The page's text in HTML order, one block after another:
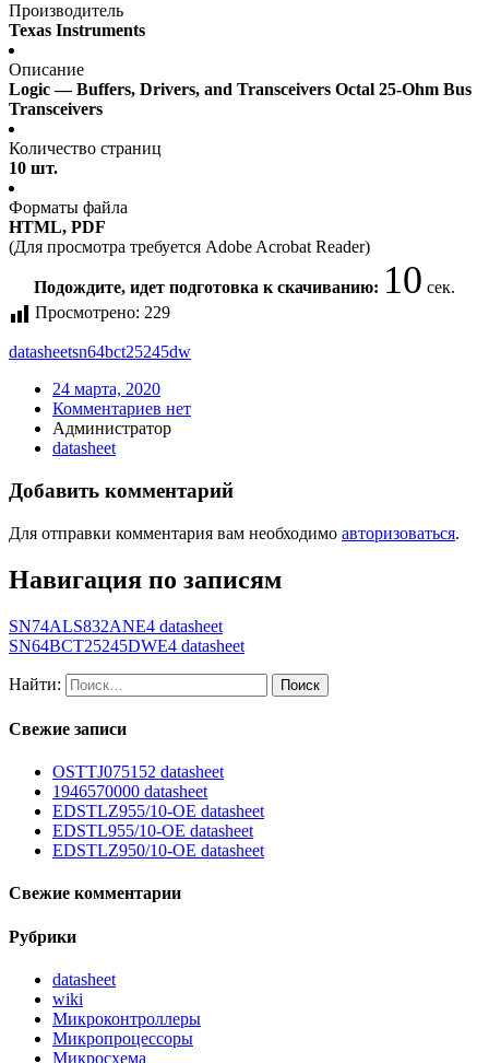
Производитель
Texas Instruments
Описание
Logic — Buffers, Drivers, and Transceivers Octal 25-Ohm Bus
Transceivers
Количество страниц
10 шт.
Форматы файла
HTML, PDF
(Для просмотра требуется Adobe Acrobat Reader)
Подождите, идет подготовка к скачиванию: 10 сек.
Просмотрено: 229
datasheetsn64bct25245dw
24 марта, 2020
Комментариев нет
Администратор
datasheet
Добавить комментарий
Для отправки комментария вам необходимо авторизоваться.
Навигация по записям
SN74ALS832ANE4 datasheet
SN64BCT25245DWE4 datasheet
Найти:
Свежие записи
OSTTJ075152 datasheet
1946570000 datasheet
EDSTLZ955/10-OE datasheet
EDSTL955/10-OE datasheet
EDSTLZ950/10-OE datasheet
Свежие комментарии
Рубрики
datasheet
wiki
Микроконтроллеры
Микропроцессоры
Микросхема